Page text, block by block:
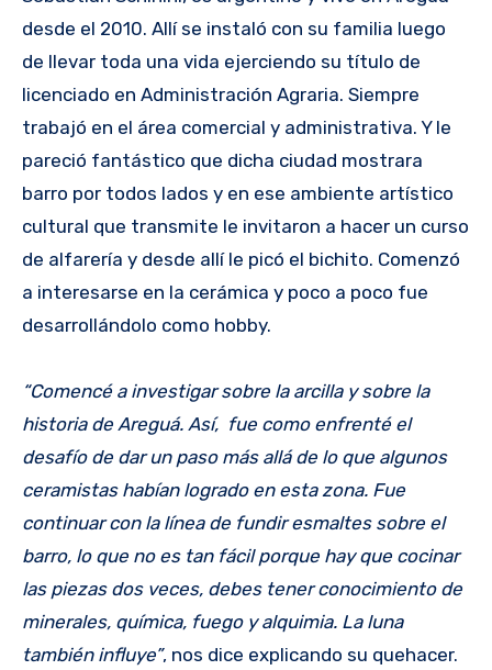
desde el 2010. Allí se instaló con su familia luego
de llevar toda una vida ejerciendo su título de
licenciado en Administración Agraria. Siempre
trabajó en el área comercial y administrativa. Y le
pareció fantástico que dicha ciudad mostrara
barro por todos lados y en ese ambiente artístico
cultural que transmite le invitaron a hacer un curso
de alfarería y desde allí le picó el bichito. Comenzó
a interesarse en la cerámica y poco a poco fue
desarrollándolo como hobby.
“Comencé a investigar sobre la arcilla y sobre la
historia de Areguá. Así, fue como enfrenté el
desafío de dar un paso más allá de lo que algunos
ceramistas habían logrado en esta zona. Fue
continuar con la línea de fundir esmaltes sobre el
barro, lo que no es tan fácil porque hay que cocinar
las piezas dos veces, debes tener conocimiento de
minerales, química, fuego y alquimia. La luna
también influye”, nos dice explicando su quehacer.